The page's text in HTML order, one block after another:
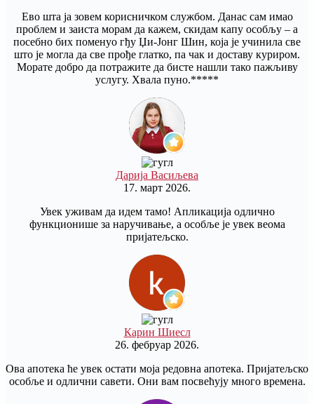
Ево шта ја зовем корисничком службом. Данас сам имао
проблем и заиста морам да кажем, скидам капу особљу – а
посебно бих поменуо гђу Џи-Јонг Шин, која је учинила све
што је могла да све прође глатко, па чак и доставу куриром.
Морате добро да потражите да бисте нашли тако пажљиву
услугу. Хвала пуно.*****
Дарија Васиљева
17. март 2026.
Увек уживам да идем тамо! Апликација одлично
функционише за наручивање, а особље је увек веома
пријатељско.
Карин Шиесл
26. фебруар 2026.
Ова апотека ће увек остати моја редовна апотека. Пријатељско
особље и одлични савети. Они вам посвећују много времена.